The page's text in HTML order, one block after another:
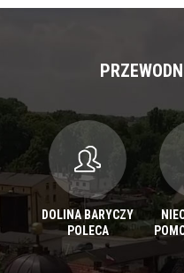
DOLINA BARYCZY
POLECA